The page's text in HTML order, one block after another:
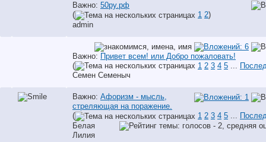
Важно: 50ру.рф
(
1 2)
аdmin
Важно: Привет всем! или Добро пожаловать!
(
1 2 3 4 5
Семен Семеныч
Важно: Афоризм - мысль,
стреляющая на поражение.
(
1 2 3 4 5 ...
Белая
Лилия